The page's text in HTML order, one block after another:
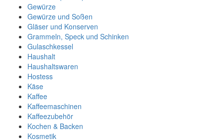
Gewürze
Gewürze und Soßen
Gläser und Konserven
Grammeln, Speck und Schinken
Gulaschkessel
Haushalt
Haushaltswaren
Hostess
Käse
Kaffee
Kaffeemaschinen
Kaffeezubehör
Kochen & Backen
Kosmetik